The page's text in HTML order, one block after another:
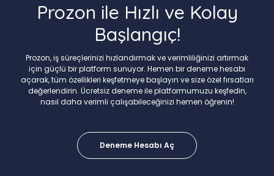
Prozon ile Hızlı ve Kolay
Başlangıç!
Prozon, iş süreçlerinizi hızlandırmak ve verimliliğinizi artırmak
için güçlü bir platform sunuyor. Hemen bir deneme hesabı
açarak, tüm özellikleri keşfetmeye başlayın ve size özel fırsatları
değerlendirin. Ücretsiz deneme ile platformumuzu keşfedin,
nasıl daha verimli çalışabileceğinizi hemen öğrenin!
Deneme Hesabı Aç